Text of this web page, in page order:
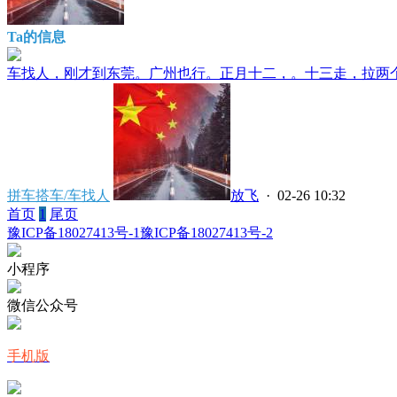
Ta的信息
车找人，刚才到东莞。广州也行。正月十二，。十三走，拉两
拼车搭车/车找人 放飞 · 02-26 10:32
首页 1 尾页
豫ICP备18027413号-1豫ICP备18027413号-2
小程序
微信公众号
手机版